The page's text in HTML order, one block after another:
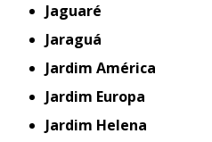
Jaguaré
Jaraguá
Jardim América
Jardim Europa
Jardim Helena